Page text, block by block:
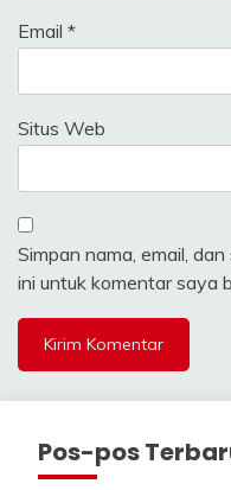
Email *
Situs Web
Simpan nama, email,
ini untuk komentar saya
Pos-pos